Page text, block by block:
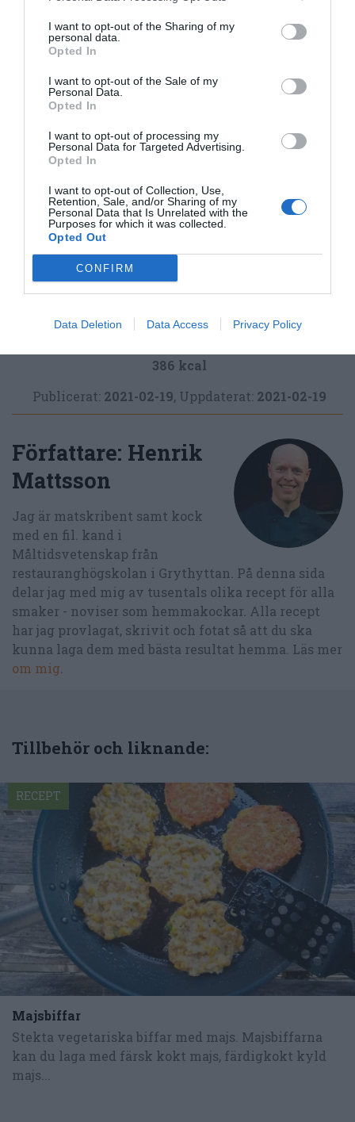
I want to opt-out of the Sharing of my
personal data.
Opted In
I want to opt-out of the Sale of my
Personal Data.
Opted In
I want to opt-out of processing my
Personal Data for Targeted Advertising.
Opted In
I want to opt-out of Collection, Use,
Retention, Sale, and/or Sharing of my
Personal Data that Is Unrelated with the
Purposes for which it was collected.
Opted Out
CONFIRM
Data Deletion Data Access Privacy Policy
Huvudrätter Kikärtor
Persilja
Morötter
Vardag Buffé
Svensk mat
Glutenfritt Vegetariskt
Stekt mat
Biffar
E-mail Skriv ut
386 kcal
Publicerat: 2021-02-19, Uppdaterat: 2021-02-19
Författare: Henrik
Mattsson
Jag är matskribent samt kock
med en fil. kand i
Måltidsvetenskap från
restauranghögskolan i Grythyttan. På denna sida
delar jag med mig av tusentals olika recept för alla
smaker - noviser som hemmakockar. Alla recept
har jag provlagat, skrivit och fotat så att du ska
kunna laga dem med bästa resultat hemma. Läs mer
om mig
Tillbehör och liknande:
Majsbiffar
Stekta vegetariska biffar med majs. Majsbiffarna
kan du laga med färsk kokt majs, färdigkokt kyld
majs...
RECEPT